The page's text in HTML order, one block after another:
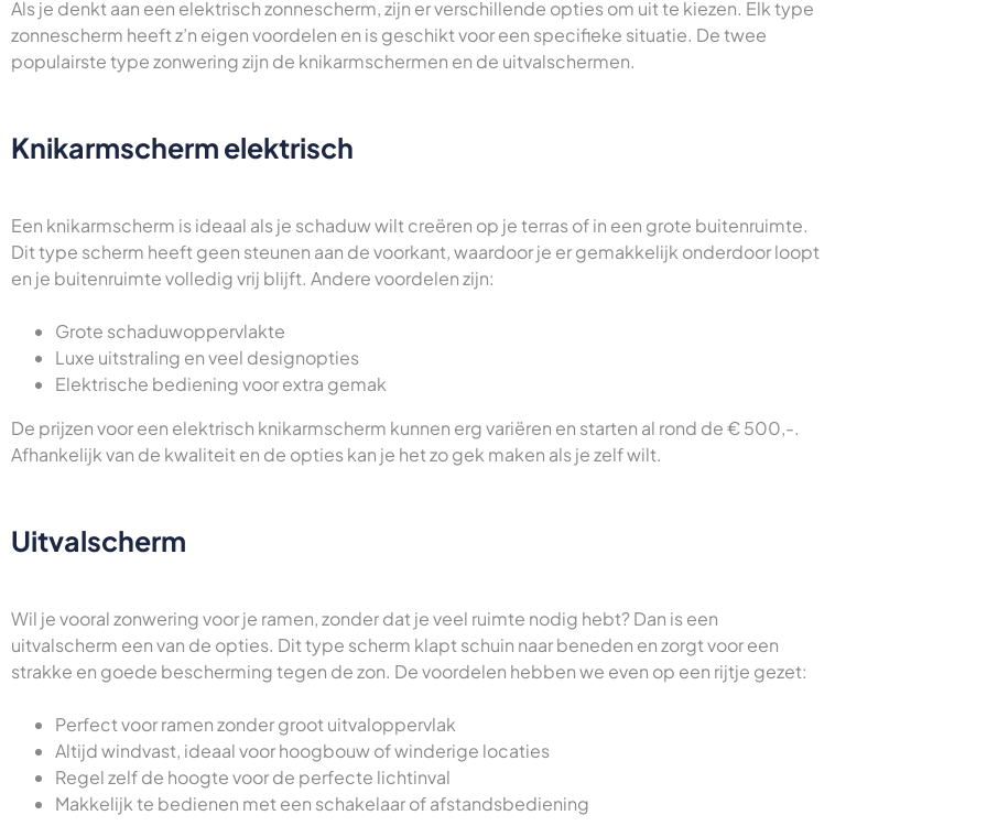
Als je denkt aan een elektrisch zonnescherm, zijn er verschillende opties om uit te kiezen. Elk type
zonnescherm heeft z’n eigen voordelen en is geschikt voor een specifieke situatie. De twee
populairste type zonwering zijn de knikarmschermen en de uitvalschermen.
Knikarmscherm elektrisch
Een knikarmscherm is ideaal als je schaduw wilt creëren op je terras of in een grote buitenruimte.
Dit type scherm heeft geen steunen aan de voorkant, waardoor je er gemakkelijk onderdoor loopt
en je buitenruimte volledig vrij blijft. Andere voordelen zijn:
Grote schaduwoppervlakte
Luxe uitstraling en veel designopties
Elektrische bediening voor extra gemak
De prijzen voor een elektrisch knikarmscherm kunnen erg variëren en starten al rond de € 500,-.
Afhankelijk van de kwaliteit en de opties kan je het zo gek maken als je zelf wilt.
Uitvalscherm
Wil je vooral zonwering voor je ramen, zonder dat je veel ruimte nodig hebt? Dan is een
uitvalscherm een van de opties. Dit type scherm klapt schuin naar beneden en zorgt voor een
strakke en goede bescherming tegen de zon. De voordelen hebben we even op een rijtje gezet:
Perfect voor ramen zonder groot uitvaloppervlak
Altijd windvast, ideaal voor hoogbouw of winderige locaties
Regel zelf de hoogte voor de perfecte lichtinval
Makkelijk te bedienen met een schakelaar of afstandsbediening